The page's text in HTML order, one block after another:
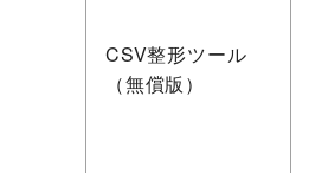
CSV整形ツール
（無償版）